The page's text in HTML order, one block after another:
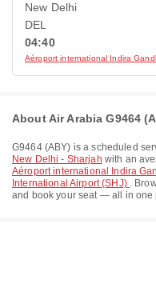
New Delhi
DEL
04:40
Aéroport international Indira
About Air Arabia G9464
G9464(ABY) is a scheduled
New Delhi - Sharjah with an
Aéroport international Indira
International Airport (SHJ) .
and book your seat — all in one